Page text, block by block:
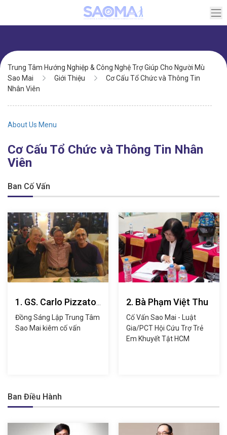
nội
Điều
hướng
Trung Tâm Hướng Nghiệp & Công Nghệ Trợ Giúp Cho Người Mù
Sao Mai
Giới Thiệu
Cơ Cấu Tổ Chức và Thông Tin
Nhân Viên
About Us Menu
Cơ Cấu Tổ Chức và Thông Tin Nhân
Viên
Ban Cố Vấn
1. GS. Carlo Pizzato
& GS. Amedeo
Pignatelli
Đồng Sáng Lập Trung Tâm
Sao Mai kiêm cố vấn
2. Bà Phạm Việt Thu
Cố Vấn Sao Mai - Luật
Gia/PCT Hội Cứu Trợ Trẻ
Em Khuyết Tật HCM
Ban Điều Hành